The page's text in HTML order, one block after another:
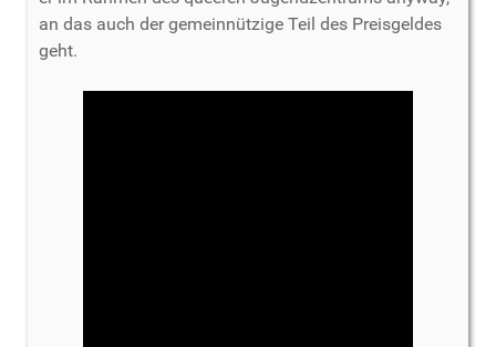
an das auch der gemeinnützige Teil des Preisgeldes
geht.